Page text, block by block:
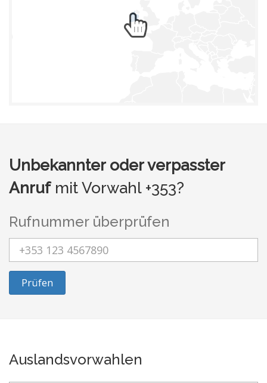
Unbekannter oder verpasster
Anrufmit Vorwahl +353?
Rufnummer überprüfen
Prüfen
Auslandsvorwahlen